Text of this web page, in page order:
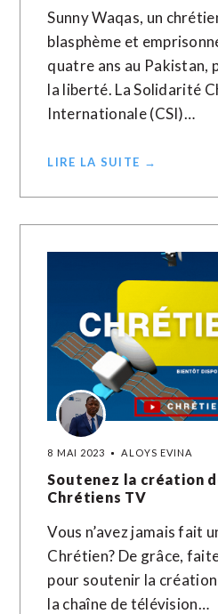
Sunny Waqas, un
blasphème et
quatre ans au
la liberté. La Solidarité
Internationale (CSI)…
LIRE LA SUITE →
8 MAI 2023 ALOYS EVINA
Soutenez la création
Chrétiens TV
Vous n’avez jamais fait
Chrétien? De grâce,
pour soutenir la
la chaîne de télévision…